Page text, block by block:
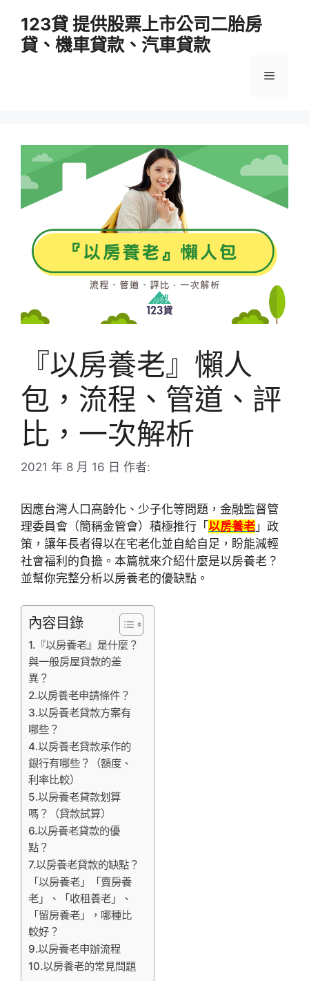
123貸 提供股票上市公司二胎房
貸、機車貸款、汽車貸款
選
『以房養老』懶人
包，流程、管道、評
比，一次解析
2021 年 8 月 16 日 作者:
因應台灣人口高齡化、少子化等問題，金融監督管
理委員會（簡稱金管會）積極推行「 以房養老 」政
策，讓年長者得以在宅老化並自給自足，盼能減輕
社會福利的負擔。本篇就來介紹什麼是以房養老？
並幫你完整分析以房養老的優缺點。
內容目錄
1.『以房養老』是什麼？
與一般房屋貸款的差
異？
2.以房養老申請條件？
3.以房養老貸款方案有
哪些？
4.以房養老貸款承作的
銀行有哪些？（額度、
利率比較）
5.以房養老貸款划算
嗎？（貸款試算）
6.以房養老貸款的優
點？
7.以房養老貸款的缺點？
「以房養老」「賣房養
老」、「收租養老」、
「留房養老」，哪種比
較好？
9.以房養老申辦流程
10.以房養老的常見問題